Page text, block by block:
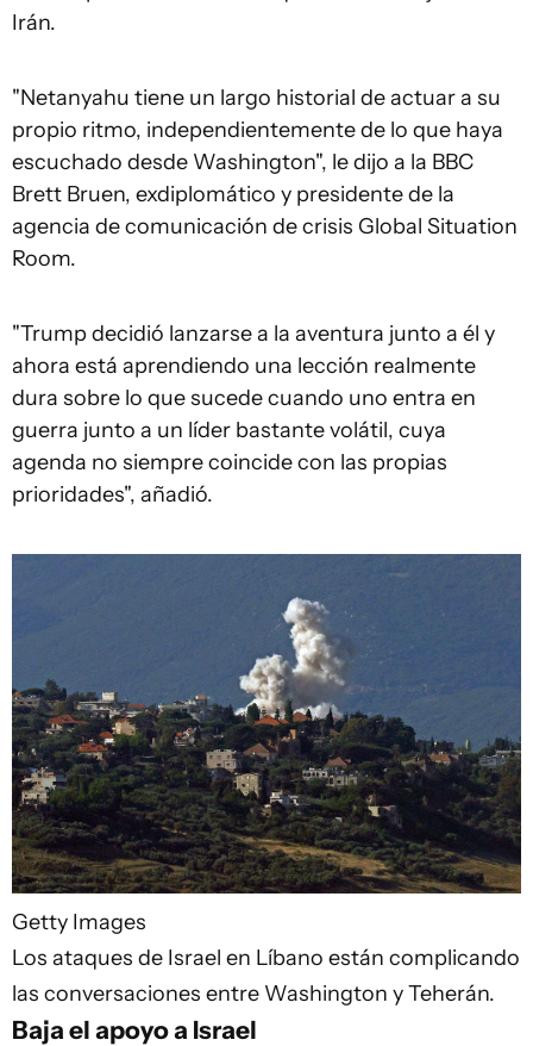
Irán.
"Netanyahu tiene un largo historial de actuar a su
propio ritmo, independientemente de lo que haya
escuchado desde Washington", le dijo a la BBC
Brett Bruen, exdiplomático y presidente de la
agencia de comunicación de crisis Global Situation
Room.
"Trump decidió lanzarse a la aventura junto a él y
ahora está aprendiendo una lección realmente
dura sobre lo que sucede cuando uno entra en
guerra junto a un líder bastante volátil, cuya
agenda no siempre coincide con las propias
prioridades", añadió.
Getty Images
Los ataques de Israel en Líbano están complicando
las conversaciones entre Washington y Teherán.
Baja el apoyo a Israel